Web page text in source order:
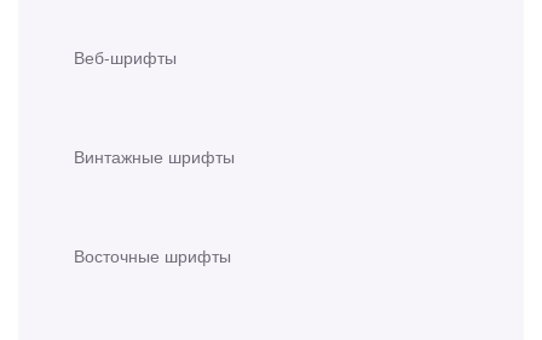
Веб-шрифты
Винтажные шрифты
Восточные шрифты